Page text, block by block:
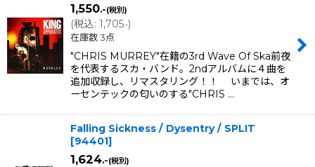
1,550.-(税別)
(税込: 1,705.-)
在庫数 3点
"CHRIS MURREY"在籍の3rd Wave Of Ska前夜
を代表するスカ・バンド。2ndアルバムに４曲を
追加収録し、リマスタリング！！ いまでは、オ
ーセンテックの匂いのする"CHRIS …
Falling Sickness / Dysentry / SPLIT
[94401]
1,624.-(税別)